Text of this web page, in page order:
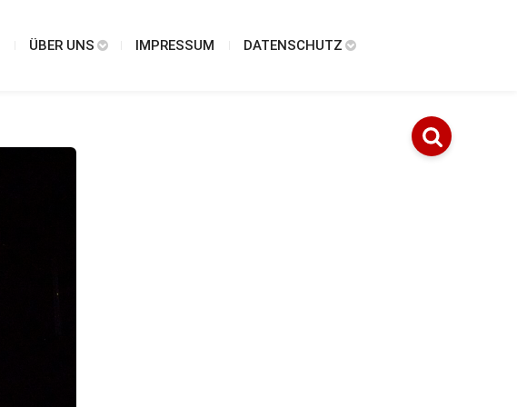
ÜBER UNS IMPRESSUM DATENSCHUTZ